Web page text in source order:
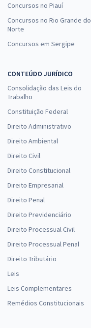
Concursos no Piauí
Concursos no Rio Grande do
Norte
Concursos em Sergipe
CONTEÚDO JURÍDICO
Consolidação das Leis do
Trabalho
Constituição Federal
Direito Administrativo
Direito Ambiental
Direito Civil
Direito Constitucional
Direito Empresarial
Direito Penal
Direito Previdenciário
Direito Processual Civil
Direito Processual Penal
Direito Tributário
Leis
Leis Complementares
Remédios Constitucionais